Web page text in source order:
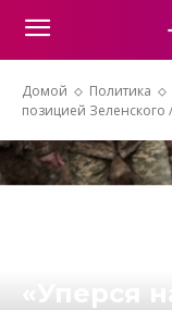
Домой Политика
позицией Зеленского
«Уперся